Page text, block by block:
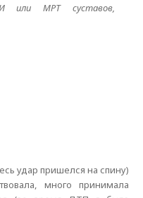
или МРТ суставов,
удар пришелся на спину)
много принимала